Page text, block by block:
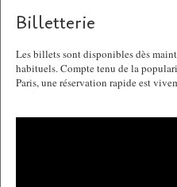
Billetterie
Les billets sont disponibles dès
habituels. Compte tenu de la
Paris, une réservation rapide est